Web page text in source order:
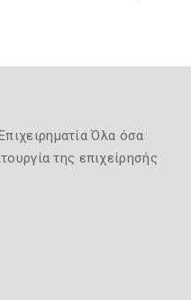
Όλα όσα
της επιχείρησής